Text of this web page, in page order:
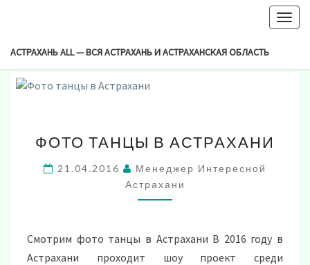
АСТРАХАНЬ ALL — ВСЯ АСТРАХАНЬ И АСТРАХАНСКАЯ ОБЛАСТЬ
Метка:Танцы Шоу Астрахань
ТАНЦЫ
АСТРАХАНИ
ФОТО ТАНЦЫ В АСТРАХАНИ
21.04.2016
Менеджер Интересной
Астрахани
Смотрим фото танцы в Астрахани В 2016 году в
Астрахани проходит шоу проект среди